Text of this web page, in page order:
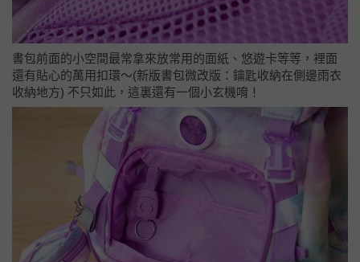
書包前面的小空間最常拿來放常用的面紙、悠遊卡等等，裡面
還有貼心的萬用扣環～(新版書包微改版：鑰匙收納在側邊雨衣
收納地方) 不只如此，這裏還有一個小玄機唷！